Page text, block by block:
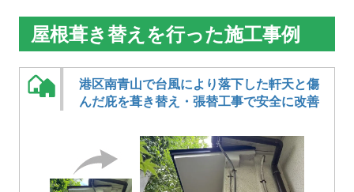
屋根葺き替えを行った施工事例
港区南青山で台風により落下した軒天と傷
んだ庇を葺き替え・張替工事で安全に改善